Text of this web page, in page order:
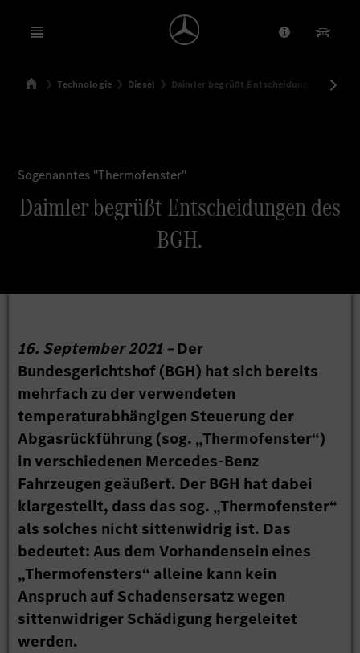
Open menu Anbieter/
SuchenStartseite
Technologie Diesel Daimler begrüßt Entscheidungen des BGH
Sogenanntes "Thermofenster"
Daimler begrüßt Entscheidungen des
BGH.
16. September 2021 –Der
Bundesgerichtshof (BGH) hat sich bereits
mehrfach zu der verwendeten
temperaturabhängigen Steuerung der
Abgasrückführung (sog. „Thermofenster“)
in verschiedenen Mercedes-Benz
Fahrzeugen geäußert. Der BGH hat dabei
klargestellt, dass das sog. „Thermofenster“
als solches nicht sittenwidrig ist. Das
bedeutet: Aus dem Vorhandensein eines
„Thermofensters“ alleine kann kein
Anspruch auf Schadensersatz wegen
sittenwidriger Schädigung hergeleitet
werden.